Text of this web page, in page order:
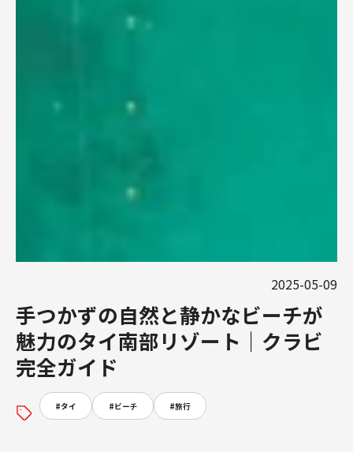
2025-05-09
手つかずの自然と静かなビーチが
魅力のタイ南部リゾート｜クラビ
完全ガイド
#タイ #ビーチ #旅行